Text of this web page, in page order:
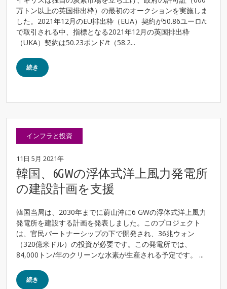
万トン以上の英国排出枠）の最初のオークションを実施しま
した。2021年12月のEU排出枠（EUA）契約が50.86ユーロ/t
で取引される中、指標となる2021年12月の英国排出枠
（UKA）契約は50.23ポンド/t（58.2...
続き
インフラと投資
11日 5月 2021年
韓国、6GWの浮体式洋上風力発電所
の建設計画を支援
韓国当局は、2030年までに蔚山沖に6 GWの浮体式洋上風力
発電所を建設する計画を発表しました。このプロジェクト
は、官民パートナーシップの下で開発され、36兆ウォン
（320億米ドル）の投資が必要です。この発電所では、
84,000トン/年のクリーンな水素が生産される予定です。 ...
続き